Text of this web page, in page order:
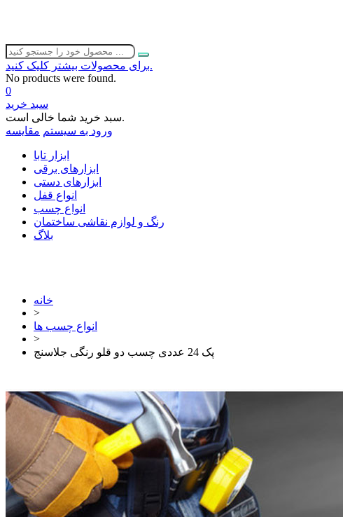
برای محصولات بیشتر کلیک کنید.
No products were found.
0
سبد خرید
سبد خرید شما خالی است.
ورود به سیستم مقایسه
ابزار تابا
ابزارهای برقی
ابزارهای دستی
انواع قفل
انواع چسب
رنگ و لوازم نقاشی ساختمان
بلاگ
خانه
>
انواع چسب ها
>
پک 24 عددی چسب دو قلو رنگی جلاسنج